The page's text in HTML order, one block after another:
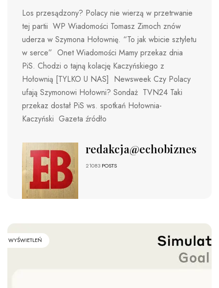
Los przesądzony? Polacy nie wierzą w przetrwanie
tej partii WP Wiadomości Tomasz Zimoch znów
uderza w Szymona Hołownię. “To jak wbicie sztyletu
w serce” Onet Wiadomości Mamy przekaz dnia
PiS. Chodzi o tajną kolację Kaczyńskiego z
Hołownią [TYLKO U NAS] Newsweek Czy Polacy
ufają Szymonowi Hołowni? Sondaż TVN24 Taki
przekaz dostał PiS ws. spotkań Hołownia-
Kaczyński Gazeta źródło
redakcja@echobiznesu.pl
21083 POSTS
WYŚWIETLEŃ